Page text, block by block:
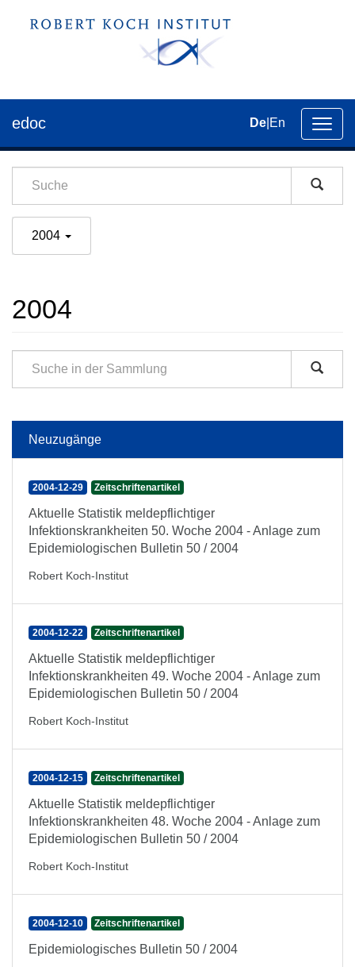
der
edoc De En
2004
2004
Neuzugänge
2004-12-29 Zeitschriftenartikel
Aktuelle Statistik meldepflichtiger
Infektionskrankheiten 50. Woche 2004 - Anlage zum
Epidemiologischen Bulletin 50 / 2004
Robert Koch-Institut
2004-12-22 Zeitschriftenartikel
Aktuelle Statistik meldepflichtiger
Infektionskrankheiten 49. Woche 2004 - Anlage zum
Epidemiologischen Bulletin 50 / 2004
Robert Koch-Institut
2004-12-15 Zeitschriftenartikel
Aktuelle Statistik meldepflichtiger
Infektionskrankheiten 48. Woche 2004 - Anlage zum
Epidemiologischen Bulletin 50 / 2004
Robert Koch-Institut
2004-12-10 Zeitschriftenartikel
Epidemiologisches Bulletin 50 / 2004